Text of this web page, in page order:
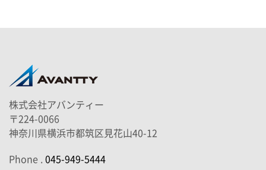
株式会社アバンティー
〒224-0066
神奈川県横浜市都筑区見花山40-12
Phone .045-949-5444